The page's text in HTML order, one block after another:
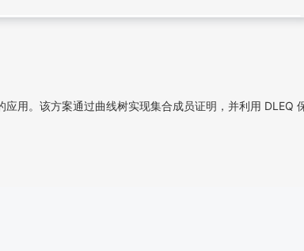
用。该方案通过曲线树实现集合成员证明，并利用 DLEQ